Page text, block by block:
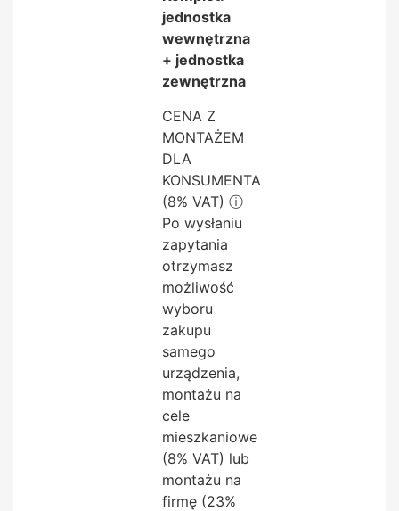
jednostka
wewnętrzna
+ jednostka
zewnętrzna
CENA Z
MONTAŻEM
DLA
KONSUMENTA
(8% VAT) ⓘ
Po wysłaniu
zapytania
otrzymasz
możliwość
wyboru
zakupu
samego
urządzenia,
montażu na
cele
mieszkaniowe
(8% VAT) lub
montażu na
firmę (23%